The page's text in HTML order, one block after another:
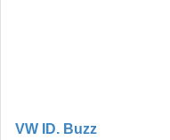
VW ID. Buzz